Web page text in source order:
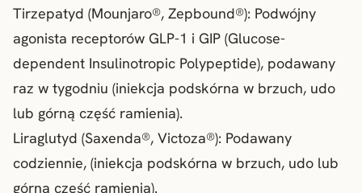
Tirzepatyd (Mounjaro®, Zepbound®): Podwójny
agonista receptorów GLP-1 i GIP (Glucose-
dependent Insulinotropic Polypeptide), podawany
raz w tygodniu (iniekcja podskórna w brzuch, udo
lub górną część ramienia).
Liraglutyd (Saxenda®, Victoza®): Podawany
codziennie, (iniekcja podskórna w brzuch, udo lub
górną część ramienia).